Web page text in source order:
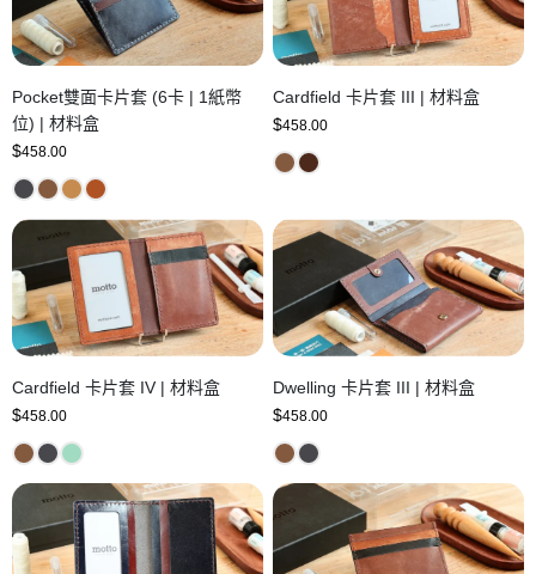
Pocket雙面卡片套 (6卡 | 1紙幣
位) | 材料盒
$458.00
Cardfield 卡片套 III | 材料盒
$458.00
Cardfield 卡片套 IV | 材料盒
$458.00
Dwelling 卡片套 III | 材料盒
$458.00